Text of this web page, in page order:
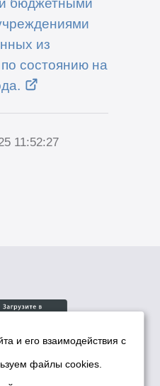
из
состоянию на
11:52:27
политики мэрии
и его взаимодействия с
файлы cookies.